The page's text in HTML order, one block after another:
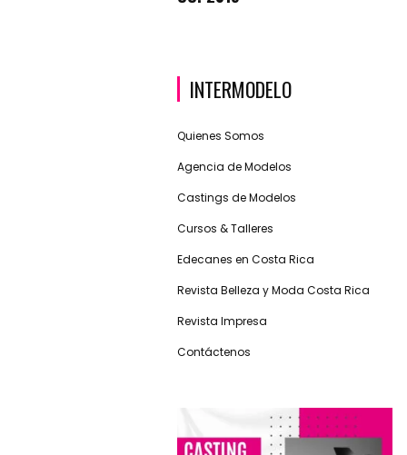
INTERMODELO
Quienes Somos
Agencia de Modelos
Castings de Modelos
Cursos & Talleres
Edecanes en Costa Rica
Revista Belleza y Moda Costa Rica
Revista Impresa
Contáctenos